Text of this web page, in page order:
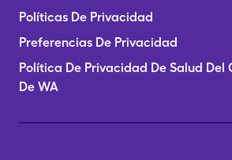
Políticas De Privacidad
Preferencias De Privacidad
Política De Privacidad De Salud Del
De WA